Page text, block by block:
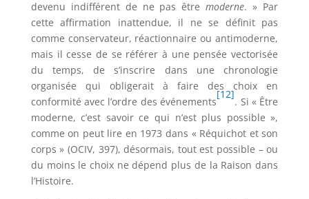
devenu indifférent de ne pas êtremoderne. » Par
cette affirmation inattendue, il ne se définit pas
comme conservateur, réactionnaire ou antimoderne,
mais il cesse de se référer à une pensée vectorisée
du temps, de s’inscrire dans une chronologie
organisée qui obligerait à faire des choix en
conformité avec l’ordre des événements
[12]
. Si « Être
moderne, c’est savoir ce qui n’est plus possible »,
comme on peut lire en 1973 dans « Réquichot et son
corps » (OCIV, 397), désormais, tout est possible – ou
du moins le choix ne dépend plus de la Raison dans
l’Histoire.